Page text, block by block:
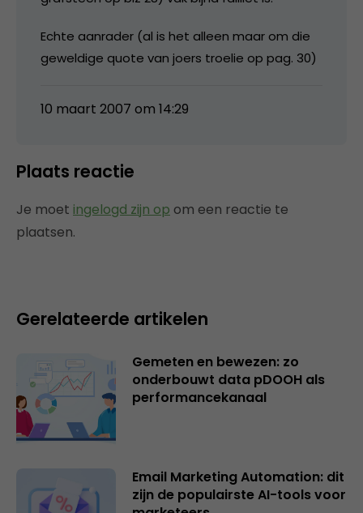
Echte aanrader (al is het alleen maar om die
geweldige quote van joers troelie op pag. 30)
10 maart 2007 om 14:29
Plaats reactie
Je moet ingelogd zijn op om een reactie te
plaatsen.
Gerelateerde artikelen
Gemeten en bewezen: zo
onderbouwt data pDOOH als
performancekanaal
Email Marketing Automation: dit
zijn de populairste AI-tools voor